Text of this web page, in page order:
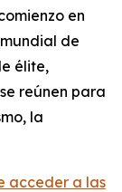
en
de
élite,
reúnen para
la
acceder a las